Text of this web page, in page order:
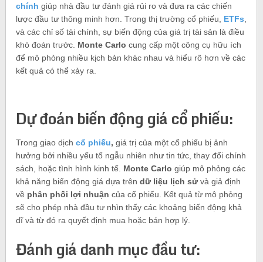
chính giúp nhà đầu tư đánh giá rủi ro và đưa ra các chiến
lược đầu tư thông minh hơn. Trong thị trường cổ phiếu, ETFs
và các chỉ số tài chính, sự biến động của giá trị tài sản là điều
khó đoán trước. Monte Carlo cung cấp một công cụ hữu ích
để mô phỏng nhiều kịch bản khác nhau và hiểu rõ hơn về các
kết quả có thể xảy ra.
Dự đoán biến động giá cổ phiếu:
Trong giao dịchcổ phiếu, giá trị của một cổ phiếu bị ảnh
hưởng bởi nhiều yếu tố ngẫu nhiên như tin tức, thay đổi chính
sách, hoặc tình hình kinh tế. Monte Carlo giúp mô phỏng các
khả năng biến động giá dựa trêndữ liệu lịch sửvà giả định
về phân phối lợi nhuận của cổ phiếu. Kết quả từ mô phỏng
sẽ cho phép nhà đầu tư nhìn thấy các khoảng biến động khả
dĩ và từ đó ra quyết định mua hoặc bán hợp lý.
Đánh giá danh mục đầu tư: